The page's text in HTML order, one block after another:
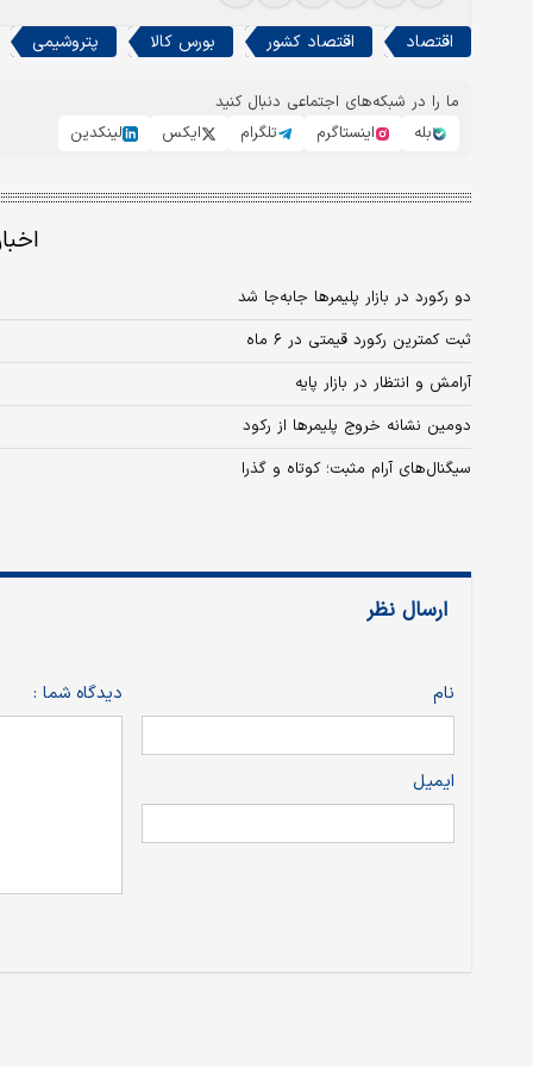
اقتصاد اقتصاد کشور بورس کالا پتروشیمی
ما را در شبکه‌های اجتماعی دنبال کنید
بله
اینستاگرم تلگرام ایکس لینکدین
دو رکورد در بازار پلیمرها جابه‌جا شد
ثبت کمترین رکورد قیمتی در ۶ ماه
آرامش و انتظار در بازار پایه
دومین نشانه خروج پلیمرها از رکود
سیگنال‌های آرام مثبت؛ کوتاه و گذرا
ارسال نظر
نام
ایمیل
دیدگاه شما :